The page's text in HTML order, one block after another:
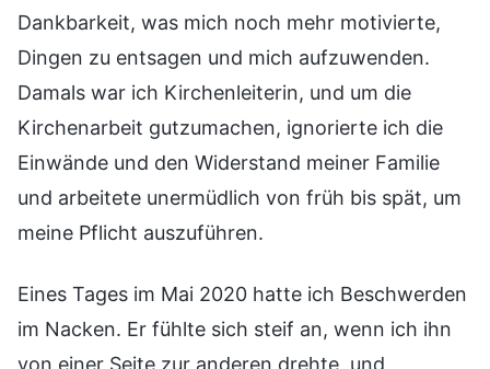
Dankbarkeit, was mich noch mehr motivierte,
Dingen zu entsagen und mich aufzuwenden.
Damals war ich Kirchenleiterin, und um die
Kirchenarbeit gutzumachen, ignorierte ich die
Einwände und den Widerstand meiner Familie
und arbeitete unermüdlich von früh bis spät, um
meine Pflicht auszuführen.
Eines Tages im Mai 2020 hatte ich Beschwerden
im Nacken. Er fühlte sich steif an, wenn ich ihn
von einer Seite zur anderen drehte, und